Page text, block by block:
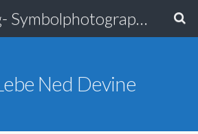
Fotoblog- Symbolphotographie
Ned Devine